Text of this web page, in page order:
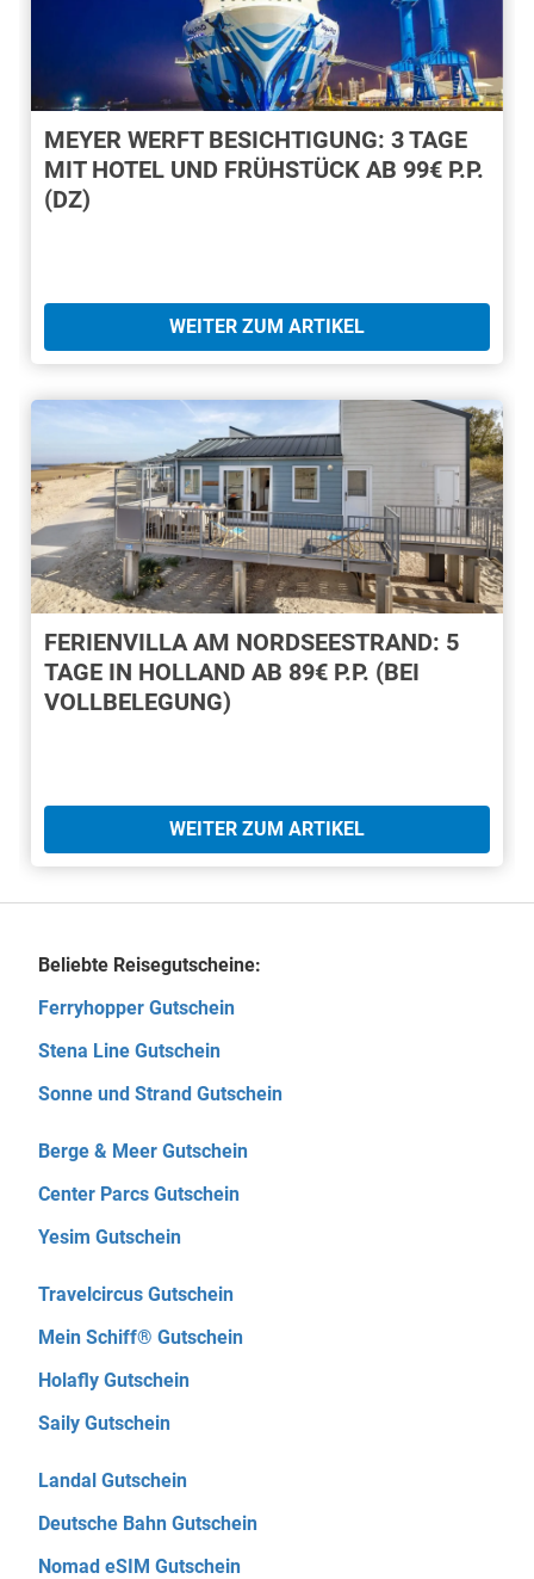
MEYER WERFT BESICHTIGUNG: 3 TAGE
MIT HOTEL UND FRÜHSTÜCK AB 99€ P.P.
(DZ)
WEITER ZUM ARTIKEL
FERIENVILLA AM NORDSEESTRAND: 5
TAGE IN HOLLAND AB 89€ P.P. (BEI
VOLLBELEGUNG)
WEITER ZUM ARTIKEL
Beliebte Reisegutscheine:
Ferryhopper Gutschein
Stena Line Gutschein
Sonne und Strand Gutschein
Berge & Meer Gutschein
Center Parcs Gutschein
Yesim Gutschein
Travelcircus Gutschein
Mein Schiff® Gutschein
Holafly Gutschein
Saily Gutschein
Landal Gutschein
Deutsche Bahn Gutschein
Nomad eSIM Gutschein